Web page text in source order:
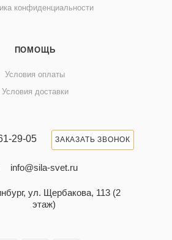
конфиденциальности
ПОМОЩЬ
Условия оплаты
Условия доставки
29-05 ЗАКАЗАТЬ ЗВОНОК
info@sila-svet.ru
ул. Щербакова, 113 (2
этаж)